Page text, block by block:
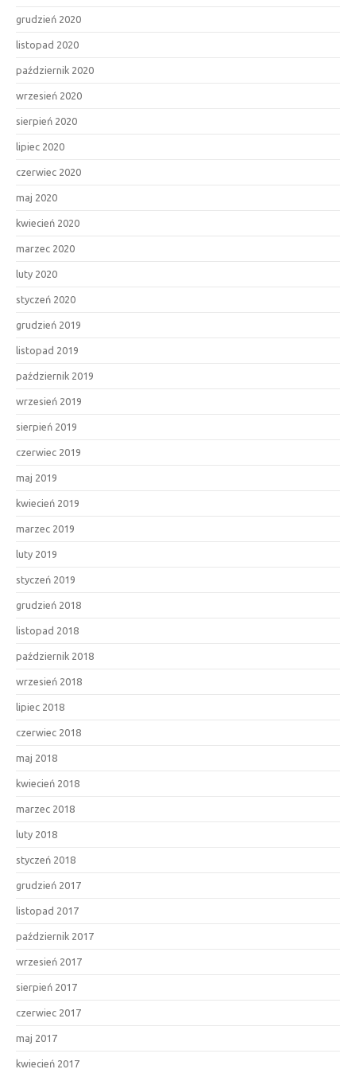
grudzień 2020
listopad 2020
październik 2020
wrzesień 2020
sierpień 2020
lipiec 2020
czerwiec 2020
maj 2020
kwiecień 2020
marzec 2020
luty 2020
styczeń 2020
grudzień 2019
listopad 2019
październik 2019
wrzesień 2019
sierpień 2019
czerwiec 2019
maj 2019
kwiecień 2019
marzec 2019
luty 2019
styczeń 2019
grudzień 2018
listopad 2018
październik 2018
wrzesień 2018
lipiec 2018
czerwiec 2018
maj 2018
kwiecień 2018
marzec 2018
luty 2018
styczeń 2018
grudzień 2017
listopad 2017
październik 2017
wrzesień 2017
sierpień 2017
czerwiec 2017
maj 2017
kwiecień 2017